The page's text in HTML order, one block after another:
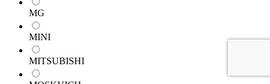
MG
MINI
MITSUBISHI